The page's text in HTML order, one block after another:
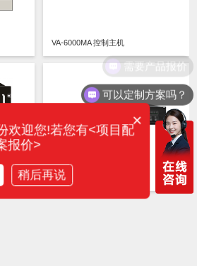
VA-6000MA 控制主机
消防数字功放 VA-P8500S
可以定制方案吗？
需要产品报价
×
欢迎您!若您有<项目配
报价>
稍后再说